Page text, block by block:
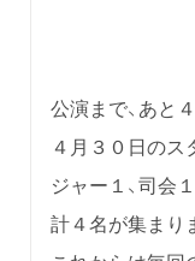
公演まで、あと
４月３０日のス
ジャー１、司会
計４名が集まり